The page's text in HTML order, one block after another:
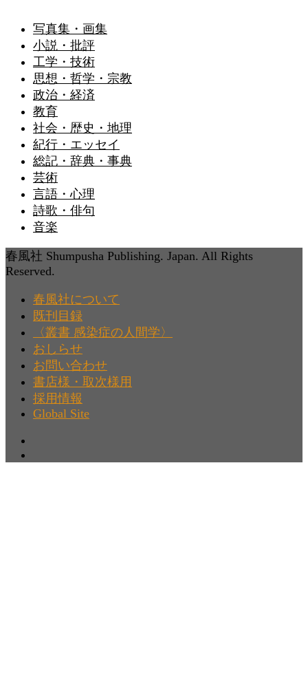
写真集・画集
小説・批評
工学・技術
思想・哲学・宗教
政治・経済
教育
社会・歴史・地理
紀行・エッセイ
総記・辞典・事典
芸術
言語・心理
詩歌・俳句
音楽
春風社 Shumpusha Publishing. Japan. All Rights
Reserved.
春風社について
既刊目録
〈叢書 感染症の人間学〉
おしらせ
お問い合わせ
書店様・取次様用
採用情報
Global Site